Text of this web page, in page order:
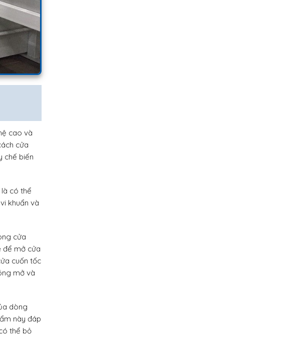
cao và
cửa
chế biến
có thể
khuẩn và
cửa
để mở cửa
cuốn tốc
mở và
dòng
này đáp
thể bỏ